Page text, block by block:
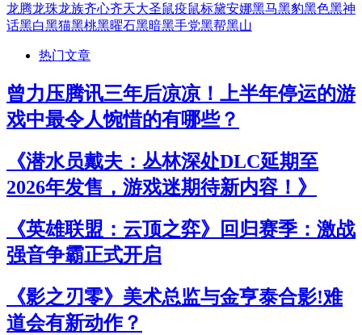
龙腾龙珠龙族齐心齐天大圣鼠疫鼠标黛安娜黑马黑豹黑色黑神
话黑白黑猫黑桃黑曜石黑暗黑手党黑帮黑山
热门文章
曾力压腾讯三年后凉凉！上半年停运的游
戏中最令人惋惜的有哪些？
《潜水员戴夫：丛林深处DLC延期至
2026年发售，游戏迷期待新内容！》
《英雄联盟：云顶之弈》回归赛季：激战
强音争霸正式开启
《影之刃零》美术总监与金亨泰合影!难
道会有新动作？